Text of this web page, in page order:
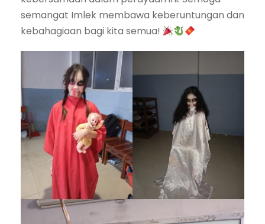
semangat Imlek membawa keberuntungan dan
kebahagiaan bagi kita semua!